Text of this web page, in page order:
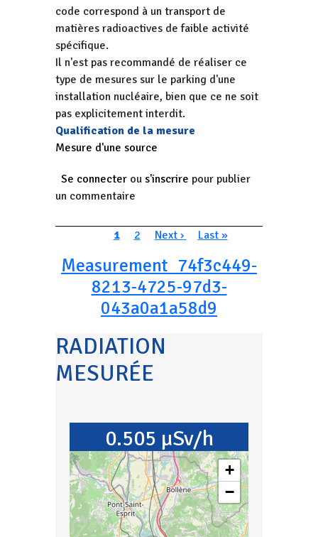
code correspond à un transport de
matières radioactives de faible activité
spécifique.
Il n'est pas recommandé de réaliser ce
type de mesures sur le parking d'une
installation nucléaire, bien que ce ne soit
pas explicitement interdit.
Qualification de la mesure
Mesure d'une source
Se connecter ou s'inscrire pour publier
un commentaire
PaginationPage courante
1 Page
2 Page suivante
Next › Dernière page
Last »
Measurement_74f3c449-
8213-4725-97d3-
043a0a1a58d9
RADIATION
MESURÉE
0.505 µSv/h
+
−